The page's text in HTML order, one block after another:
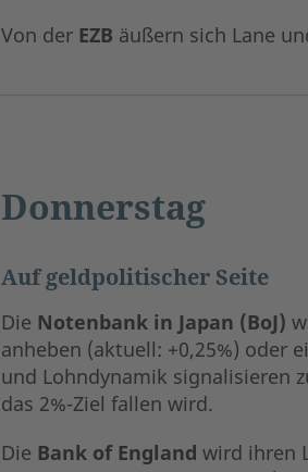
Von der EZB äußern sich Lane
Donnerstag
Auf geldpolitischer Seite
Die Notenbank in Japan (BoJ)
anheben (aktuell: +0,25%) oder
und Lohndynamik signalisieren
das 2%-Ziel fallen wird.
Die Bank of England wird ihren